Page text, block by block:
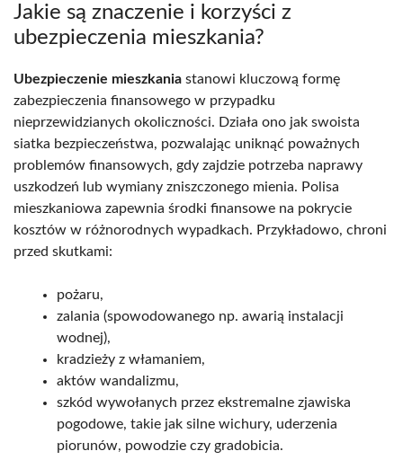
Jakie są znaczenie i korzyści z
ubezpieczenia mieszkania?
Ubezpieczenie mieszkania stanowi kluczową formę
zabezpieczenia finansowego w przypadku
nieprzewidzianych okoliczności. Działa ono jak swoista
siatka bezpieczeństwa, pozwalając uniknąć poważnych
problemów finansowych, gdy zajdzie potrzeba naprawy
uszkodzeń lub wymiany zniszczonego mienia. Polisa
mieszkaniowa zapewnia środki finansowe na pokrycie
kosztów w różnorodnych wypadkach. Przykładowo, chroni
przed skutkami:
pożaru,
zalania (spowodowanego np. awarią instalacji
wodnej),
kradzieży z włamaniem,
aktów wandalizmu,
szkód wywołanych przez ekstremalne zjawiska
pogodowe, takie jak silne wichury, uderzenia
piorunów, powodzie czy gradobicia.